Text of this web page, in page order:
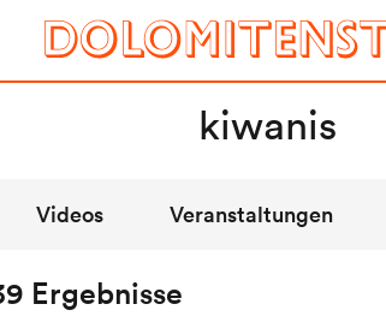
Videos Veranstaltungen
Ergebnisse
bei der Tour de France.